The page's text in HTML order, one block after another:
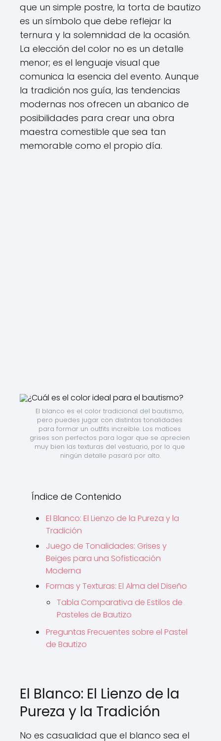
que un simple postre, la torta de bautizo
es un símbolo que debe reflejar la
ternura y la solemnidad de la ocasión.
La elección del color no es un detalle
menor; es el lenguaje visual que
comunica la esencia del evento. Aunque
la tradición nos guía, las tendencias
modernas nos ofrecen un abanico de
posibilidades para crear una obra
maestra comestible que sea tan
memorable como el propio día.
El blanco es el color tradicional del bautismo,
pero puedes jugar con distintas tonalidades
para formar un outfits increíble. Los matices
grises son perfectos para logar que se aprecien
muy bien las texturas del vestuario, por lo que
ningún detalle pasará por alto.
Índice de Contenido
El Blanco: El Lienzo de la Pureza y la
Tradición
Juego de Tonalidades: Grises y
Beiges para una Sofisticación
Moderna
Formas y Texturas: El Alma del Diseño
Tabla Comparativa de Estilos de
Pasteles de Bautizo
Preguntas Frecuentes sobre el Pastel
de Bautizo
El Blanco: El Lienzo de la
Pureza y la Tradición
No es casualidad que el blanco sea el